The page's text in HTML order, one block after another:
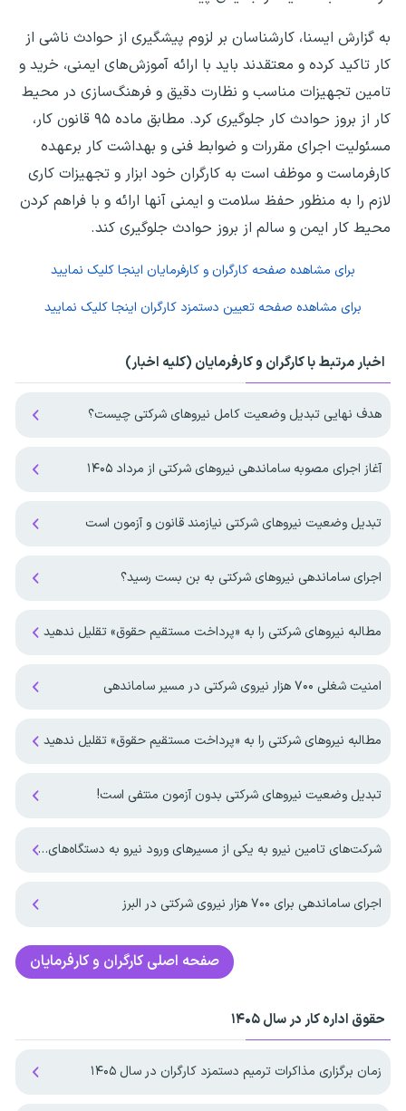
به گزارش ایسنا، کارشناسان بر لزوم پیشگیری از حوادث ناشی از
کار تاکید کرده و معتقدند باید با ارائه آموزش‌های ایمنی، خرید و
تامین تجهیزات مناسب و نظارت دقیق و فرهنگ‌سازی در محیط
کار از بروز حوادث کار جلوگیری کرد. مطابق ماده ۹۵ قانون کار،
مسئولیت اجرای مقررات و ضوابط فنی و بهداشت کار برعهده
کارفرماست و موظف است به کارگران خود ابزار و تجهیزات کاری
لازم را به منظور حفظ سلامت و ایمنی آنها ارائه و با فراهم کردن
محیط کار ایمن و سالم از بروز حوادث جلوگیری کند.
برای مشاهده صفحه کارگران و کارفرمایان اینجا کلیک نمایید
برای مشاهده صفحه تعیین دستمزد کارگران اینجا کلیک نمایید
اخبار مرتبط با کارگران و کارفرمایان (کلیه اخبار)
هدف نهایی تبدیل وضعیت کامل نیروهای شرکتی چیست؟
آغاز اجرای مصوبه ساماندهی نیرو‌های شرکتی از مرداد ۱۴۰۵
تبدیل وضعیت‌ نیروهای شرکتی نیازمند قانون و آزمون است
اجرای ساماندهی نیروهای شرکتی به بن بست رسید؟
مطالبه نیروهای شرکتی را به «پرداخت مستقیم حقوق» تقلیل ندهید
امنیت شغلی ۷۰۰ هزار نیروی شرکتی در مسیر ساماندهی
مطالبه نیروهای شرکتی را به «پرداخت مستقیم حقوق» تقلیل ندهید
تبدیل وضعیت نیروهای شرکتی بدون آزمون منتفی است!
شرکت‌های تامین نیرو به یکی از مسیرهای ورود نیرو به دستگاه‌های اجرایی تبدیل شدند
اجرای ساماندهی برای ۷۰۰ هزار نیروی شرکتی در البرز
صفحه اصلیکارگران و کارفرمایان
حقوق اداره کار در سال ۱۴۰۵
زمان برگزاری مذاکرات ترمیم دستمزد کارگران در سال ۱۴۰۵